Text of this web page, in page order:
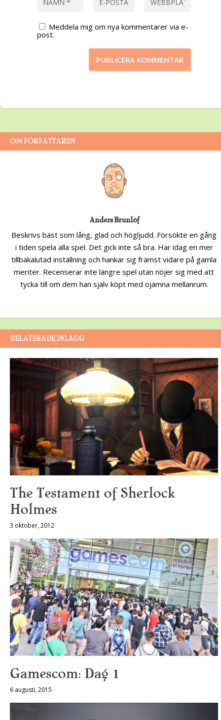
Meddela mig om nya kommentarer via e-
post.
OM FÖRFATTAREN
Anders Brunlöf
Beskrivs bäst som lång, glad och högljudd. Försökte en gång
i tiden spela alla spel. Det gick inte så bra. Har idag en mer
tillbakalutad inställning och hankar sig främst vidare på gamla
meriter. Recenserar inte längre spel utan nöjer sig med att
tycka till om dem han själv köpt med ojämna mellanrum.
RELATERADE INLÄGG
The Testament of Sherlock
Holmes
3 oktober, 2012
Gamescom: Dag 1
6 augusti, 2015